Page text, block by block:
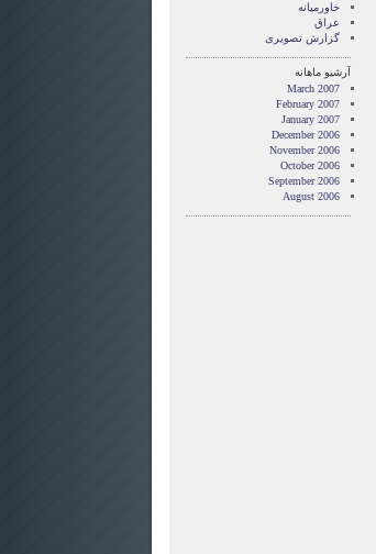
خاورمیانه
عراق
گزارش تصويری
آرشیو ماهانه
March 2007
February 2007
January 2007
December 2006
November 2006
October 2006
September 2006
August 2006